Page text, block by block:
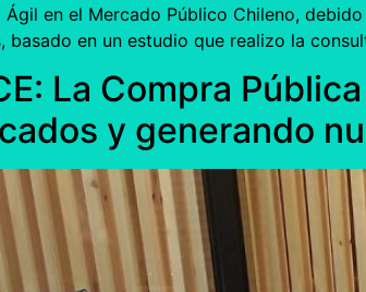
Ágil en el Mercado Público Chileno,
basado en un estudio que realizo la
La Compra
y generando